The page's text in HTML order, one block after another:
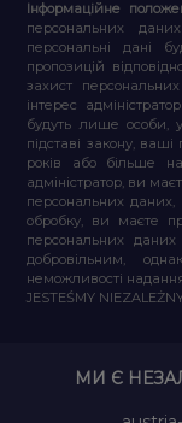
Інформаційне
персональних
персональні дані
пропозицій
захист
інтерес
будуть лише особи,
підставі закону,
років або більше на
адміністратор, ви
персональних
обробку, ви маєте
персональних
добровільним,
неможливості
JESTEŚMY
МИ Є